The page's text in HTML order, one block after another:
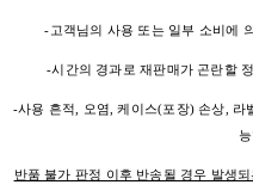
-고객님의 사용 또는 일부 소비에
-시간의 경과로 재판매가 곤란할
-사용 흔적, 오염, 케이스(포장) 손상, 라
반품 불가 판정 이후 반송될 경우 발생